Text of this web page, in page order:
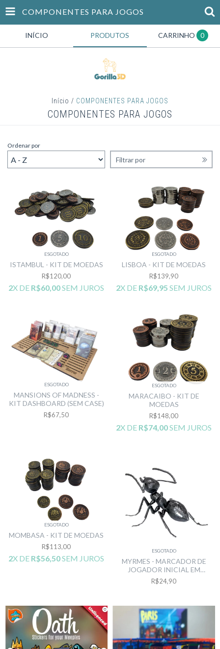
COMPONENTES PARA JOGOS
INÍCIO PRODUTOS CARRINHO 0
Início / COMPONENTES PARA JOGOS
COMPONENTES PARA JOGOS
Ordenar por
Filtrar por
ESGOTADO
ISTAMBUL - KIT DE MOEDAS
R$120,00
2X DE R$60,00SEM JUROS
ESGOTADO
LISBOA - KIT DE MOEDAS
R$139,90
2X DE R$69,95 SEM JUROS
ESGOTADO
MANSIONS OF MADNESS -
KIT DASHBOARD (SEM CASE)
R$67,50
ESGOTADO
MARACAIBO - KIT DE
MOEDAS
R$148,00
2X DE R$74,00SEM JUROS
ESGOTADO
MOMBASA - KIT DE MOEDAS
R$113,00
2X DE R$56,50SEM JUROS
ESGOTADO
MYRMES - MARCADOR DE
JOGADOR INICIAL EM
RESINA
R$24,90